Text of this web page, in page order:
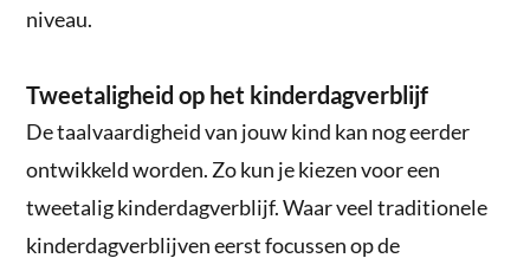
niveau.
Tweetaligheid op het kinderdagverblijf
De taalvaardigheid van jouw kind kan nog eerder
ontwikkeld worden. Zo kun je kiezen voor een
tweetalig kinderdagverblijf. Waar veel traditionele
kinderdagverblijven eerst focussen op de